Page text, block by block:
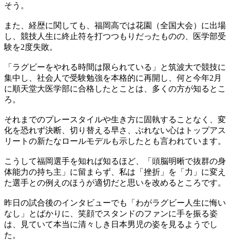
そう。
また、経歴に関しても、福岡高では花園（全国大会）に出場
し、競技人生に終止符を打つつもりだったものの、医学部受
験を2度失敗。
「ラグビーをやれる時間は限られている」と筑波大で競技に
集中し、社会人で受験勉強を本格的に再開し、何と今年2月
に順天堂大医学部に合格したとことは、多くの方が知るとこ
ろ。
それまでのプレースタイルや生き方に固執することなく、変
化を恐れず決断、切り替える早さ、ぶれない心はトップアス
リートの新たなロールモデルも示したとも言われています。
こうして福岡選手を知れば知るほど、「頭脳明晰で抜群の身
体能力の持ち主」に留まらず、私は「挫折」を「力」に変え
た選手との例えのほうが適切だと思いを改めるところです。
昨日の試合後のインタビューでも「わがラグビー人生に悔い
なし」とばかりに、笑顔でスタンドのファンに手を振る姿
は、見ていて本当に清々しき日本男児の姿を見るようでし
た。